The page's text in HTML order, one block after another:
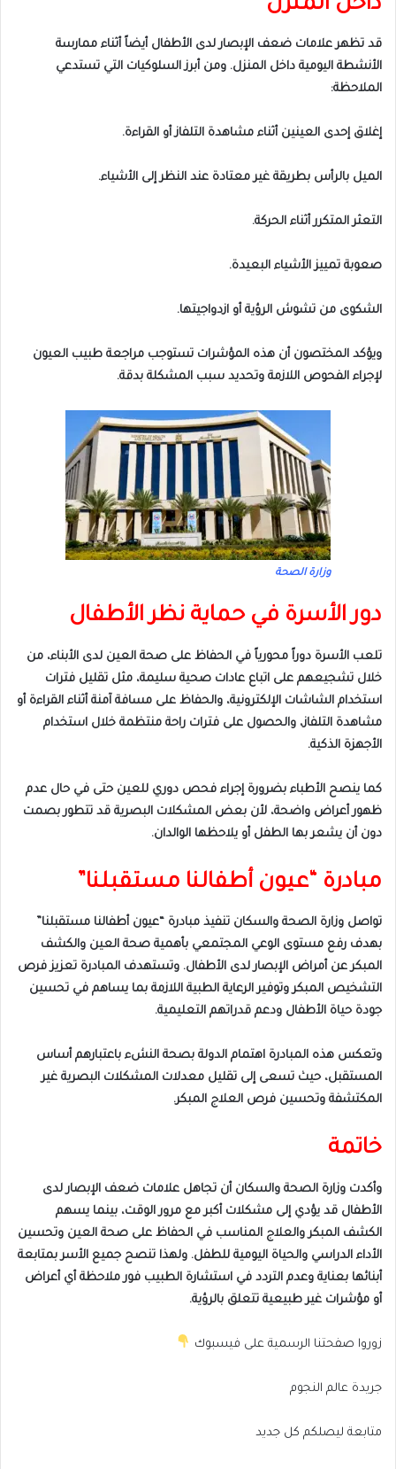
داخل المنزل
قد تظهر علامات ضعف الإبصار لدى الأطفال أيضاً أثناء ممارسة
الأنشطة اليومية داخل المنزل. ومن أبرز السلوكيات التي تستدعي
الملاحظة:
إغلاق إحدى العينين أثناء مشاهدة التلفاز أو القراءة.
الميل بالرأس بطريقة غير معتادة عند النظر إلى الأشياء.
التعثر المتكرر أثناء الحركة.
صعوبة تمييز الأشياء البعيدة.
الشكوى من تشوش الرؤية أو ازدواجيتها.
ويؤكد المختصون أن هذه المؤشرات تستوجب مراجعة طبيب العيون
لإجراء الفحوص اللازمة وتحديد سبب المشكلة بدقة.
وزارة الصحة
دور الأسرة في حماية نظر الأطفال
تلعب الأسرة دوراً محورياً في الحفاظ على صحة العين لدى الأبناء، من
خلال تشجيعهم على اتباع عادات صحية سليمة، مثل تقليل فترات
استخدام الشاشات الإلكترونية، والحفاظ على مسافة آمنة أثناء القراءة أو
مشاهدة التلفاز، والحصول على فترات راحة منتظمة خلال استخدام
الأجهزة الذكية.
كما ينصح الأطباء بضرورة إجراء فحص دوري للعين حتى في حال عدم
ظهور أعراض واضحة، لأن بعض المشكلات البصرية قد تتطور بصمت
دون أن يشعر بها الطفل أو يلاحظها الوالدان.
مبادرة “عيون أطفالنا مستقبلنا”
تواصل وزارة الصحة والسكان تنفيذ مبادرة “عيون أطفالنا مستقبلنا”
بهدف رفع مستوى الوعي المجتمعي بأهمية صحة العين والكشف
المبكر عن أمراض الإبصار لدى الأطفال. وتستهدف المبادرة تعزيز فرص
التشخيص المبكر وتوفير الرعاية الطبية اللازمة بما يساهم في تحسين
جودة حياة الأطفال ودعم قدراتهم التعليمية.
وتعكس هذه المبادرة اهتمام الدولة بصحة النشء باعتبارهم أساس
المستقبل، حيث تسعى إلى تقليل معدلات المشكلات البصرية غير
المكتشفة وتحسين فرص العلاج المبكر.
خاتمة
وأكدت وزارة الصحة والسكان أن تجاهل علامات ضعف الإبصار لدى
الأطفال قد يؤدي إلى مشكلات أكبر مع مرور الوقت، بينما يسهم
الكشف المبكر والعلاج المناسب في الحفاظ على صحة العين وتحسين
الأداء الدراسي والحياة اليومية للطفل. ولهذا تنصح جميع الأسر بمتابعة
أبنائها بعناية وعدم التردد في استشارة الطبيب فور ملاحظة أي أعراض
أو مؤشرات غير طبيعية تتعلق بالرؤية.
زوروا صفحتنا الرسمية على فيسبوك
جريدة عالم النجوم
متابعة ليصلكم كل جديد